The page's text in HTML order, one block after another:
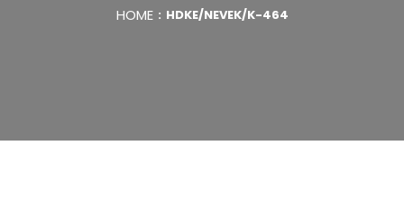
HOME HDKE/NEVEK/K-464